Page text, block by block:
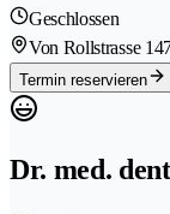
Geschlossen
Von Rollstrasse 1
Termin reservieren
Dr. med.